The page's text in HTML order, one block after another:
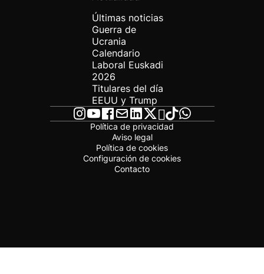
Últimas noticias
Guerra de
Ucrania
Calendario
Laboral Euskadi
2026
Titulares del día
EEUU y Trump
Política de privacidad
Aviso legal
Política de cookies
Configuración de cookies
Contacto